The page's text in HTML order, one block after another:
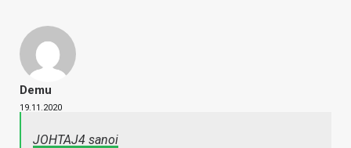
Demu
19.11.2020
JOHTAJ4 sanoi